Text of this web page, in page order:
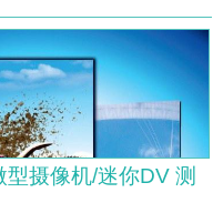
摄像机/迷你DV 测